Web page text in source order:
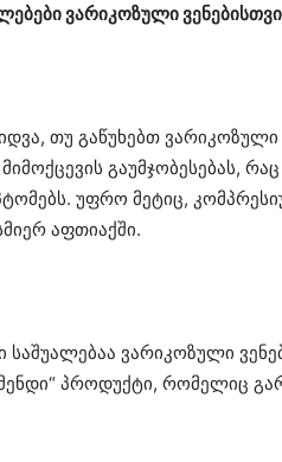
ვარიკოზული
თუ გაწუხებთ ვარიკოზული
გაუმჯობესებას,
უფრო მეტიც,
აფთიაქში.
საშუალებაა ვარიკოზული
პროდუქტი, რომელიც